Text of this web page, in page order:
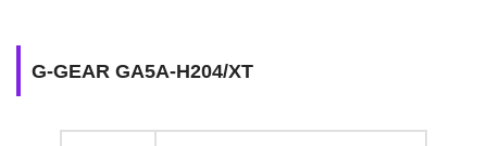
G-GEAR GA5A-H204/XT